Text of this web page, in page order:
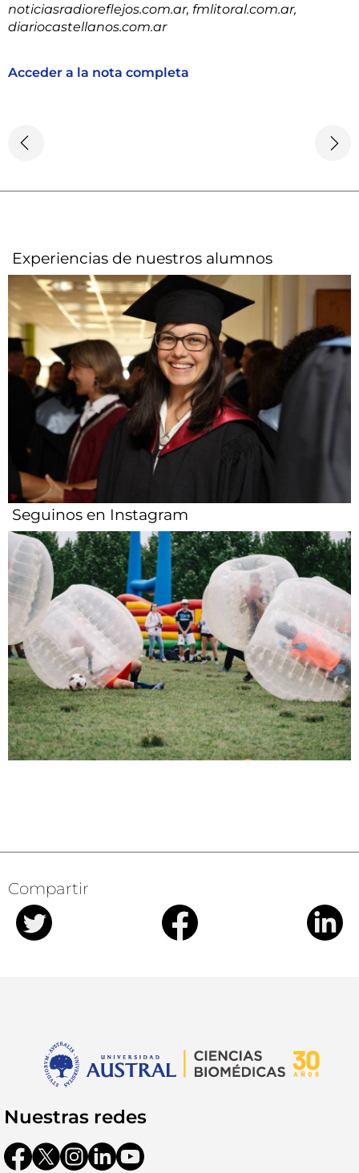
noticiasradioreflejos.com.ar, fmlitoral.com.ar,
diariocastellanos.com.ar
Acceder a la nota completa
Experiencias de nuestros alumnos​
Seguinos en Instagram
Compartir
Nuestras redes